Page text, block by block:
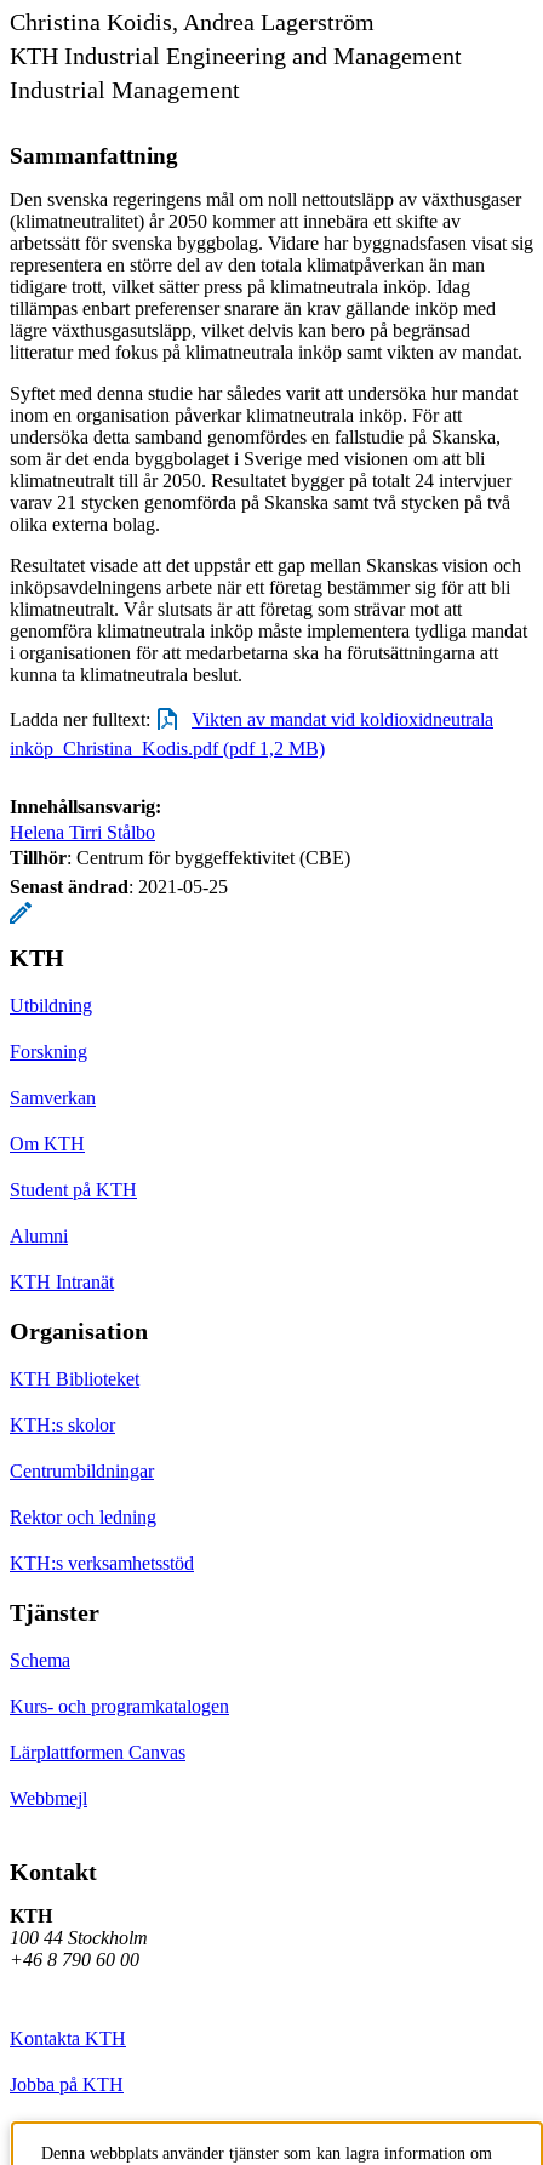
Christina Koidis, Andrea Lagerström
KTH Industrial Engineering and Management
Industrial Management
Sammanfattning
Den svenska regeringens mål om noll nettoutsläpp av växthusgaser
(klimatneutralitet) år 2050 kommer att innebära ett skifte av
arbetssätt för svenska byggbolag. Vidare har byggnadsfasen visat sig
representera en större del av den totala klimatpåverkan än man
tidigare trott, vilket sätter press på klimatneutrala inköp. Idag
tillämpas enbart preferenser snarare än krav gällande inköp med
lägre växthusgasutsläpp, vilket delvis kan bero på begränsad
litteratur med fokus på klimatneutrala inköp samt vikten av mandat.
Syftet med denna studie har således varit att undersöka hur mandat
inom en organisation påverkar klimatneutrala inköp. För att
undersöka detta samband genomfördes en fallstudie på Skanska,
som är det enda byggbolaget i Sverige med visionen om att bli
klimatneutralt till år 2050. Resultatet bygger på totalt 24 intervjuer
varav 21 stycken genomförda på Skanska samt två stycken på två
olika externa bolag.
Resultatet visade att det uppstår ett gap mellan Skanskas vision och
inköpsavdelningens arbete när ett företag bestämmer sig för att bli
klimatneutralt. Vår slutsats är att företag som strävar mot att
genomföra klimatneutrala inköp måste implementera tydliga mandat
i organisationen för att medarbetarna ska ha förutsättningarna att
kunna ta klimatneutrala beslut.
Ladda ner fulltext:
Vikten av mandat vid koldioxidneutrala
inköp_Christina_Kodis.pdf (pdf 1,2 MB)
Innehållsansvarig:
Helena Tirri Stålbo
Tillhör: Centrum för byggeffektivitet (CBE)
Senast ändrad: 2021-05-25
KTH
Utbildning
Forskning
Samverkan
Om KTH
Student på KTH
Alumni
KTH Intranät
Organisation
KTH Biblioteket
KTH:s skolor
Centrumbildningar
Rektor och ledning
KTH:s verksamhetsstöd
Tjänster
Schema
Kurs- och programkatalogen
Lärplattformen Canvas
Webbmejl
Kontakt
KTH
100 44 Stockholm
+46 8 790 60 00
Kontakta KTH
Jobba på KTH
Press och media
Denna webbplats använder tjänster som kan lagra information om